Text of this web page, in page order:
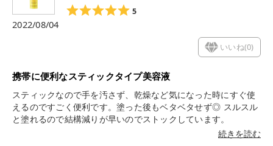
5
2022/08/04
いいね(0)
携帯に便利なスティックタイプ美容液
スティックなので手を汚さず、乾燥など気になった時にすぐ使
えるのですごく便利です。塗った後もベタベタせず◎ スルスル
と塗れるので結構減りが早いのでストックしています。
続きを読む